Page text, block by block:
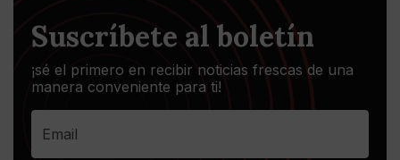
Suscríbete al boletín
¡sé el primero en recibir noticias frescas de una
manera conveniente para ti!